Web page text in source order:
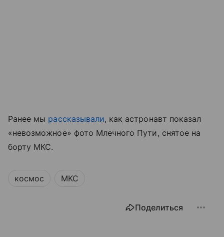
Ранее мы рассказывали, как астронавт показал
«невозможное» фото Млечного Пути, снятое на
борту МКС.
космос МКС
Поделиться